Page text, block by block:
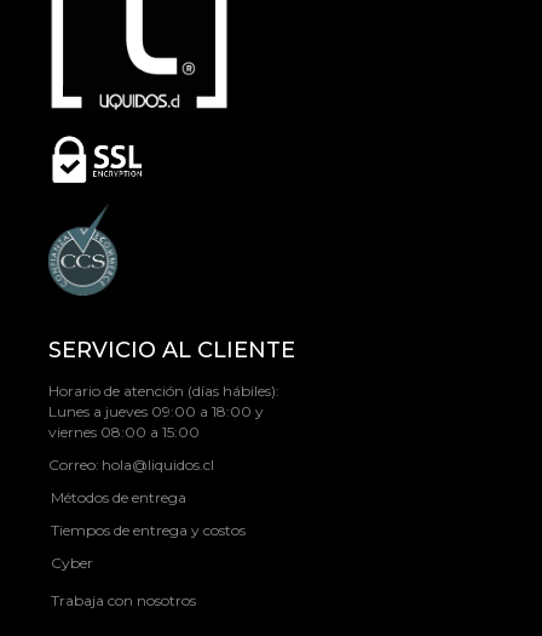
SERVICIO AL CLIENTE
Horario de atención (días hábiles):
Lunes a jueves 09:00 a 18:00 y
viernes 08:00 a 15:00
Correo: hola@liquidos.cl
Métodos de entrega
Tiempos de entrega y costos
Cyber
Trabaja con nosotros